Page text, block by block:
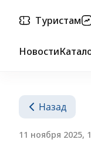
Туристам
Новости
Назад
11 ноября 2025,